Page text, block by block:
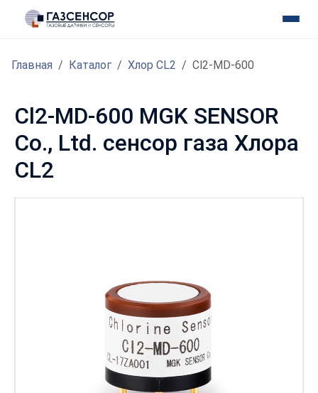
Главная Каталог Хлор CL2 Cl2-MD-600
Cl2-MD-600 MGK SENSOR
Co., Ltd. сенсор газа Хлора
CL2